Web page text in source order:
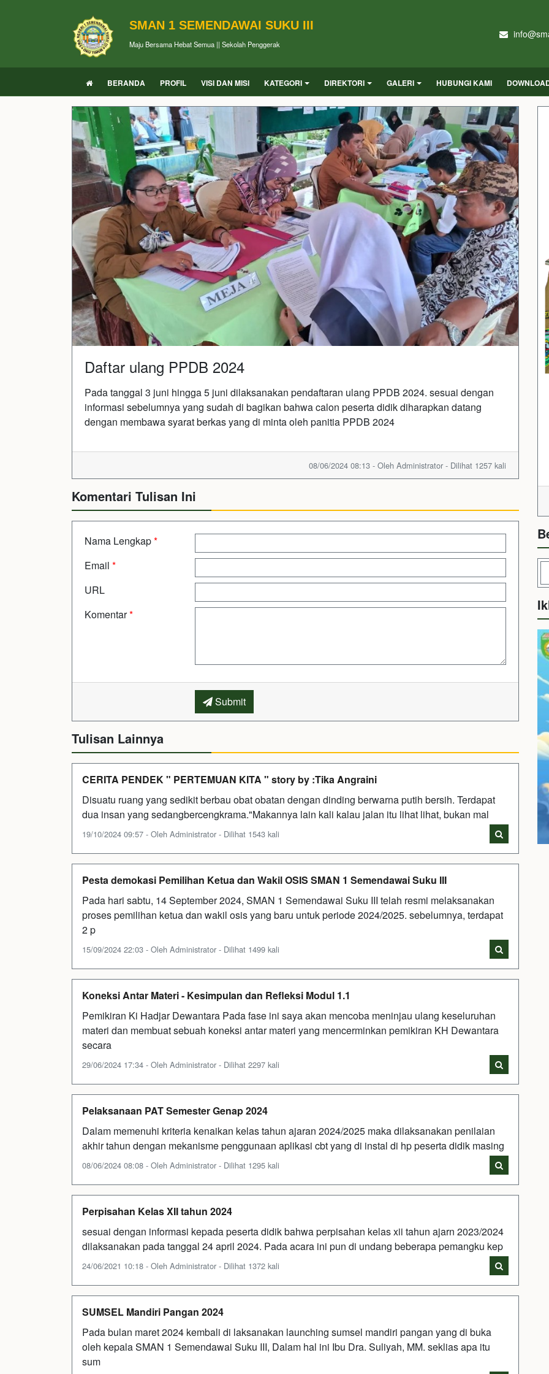
SMAN 1 SEMENDAWAI SUKU III
Maju Bersama Hebat Semua || Sekolah Penggerak
BERANDA PROFIL VISI DAN MISI KATEGORI DIREKTORI GALERI HUBUNGI KAMI
Daftar ulang PPDB 2024
Pada tanggal 3 juni hingga 5 juni dilaksanakan pendaftaran ulang PPDB 2024. sesuai dengan
informasi sebelumnya yang sudah di bagikan bahwa calon peserta didik diharapkan datang
dengan membawa syarat berkas yang di minta oleh panitia PPDB 2024
08/06/2024 08:13 - Oleh Administrator - Dilihat 1257 kali
Komentari Tulisan Ini
Nama Lengkap*
Email *
URL
Komentar*
Submit
Tulisan Lainnya
CERITA PENDEK " PERTEMUAN KITA " story by :Tika Angraini
Disuatu ruang yang sedikit berbau obat obatan dengan dinding berwarna putih bersih. Terdapat
dua insan yang sedangbercengkrama."Makannya lain kali kalau jalan itu lihat lihat, bukan mal
19/10/2024 09:57 - Oleh Administrator - Dilihat 1543 kali
Pesta demokasi Pemilihan Ketua dan Wakil OSIS SMAN 1 Semendawai Suku III
Pada hari sabtu, 14 September 2024, SMAN 1 Semendawai Suku III telah resmi melaksanakan
proses pemilihan ketua dan wakil osis yang baru untuk periode 2024/2025. sebelumnya, terdapat
2 p
15/09/2024 22:03 - Oleh Administrator - Dilihat 1499 kali
Koneksi Antar Materi - Kesimpulan dan Refleksi Modul 1.1
Pemikiran Ki Hadjar Dewantara Pada fase ini saya akan mencoba meninjau ulang keseluruhan
materi dan membuat sebuah koneksi antar materi yang mencerminkan pemikiran KH Dewantara
secara
29/06/2024 17:34 - Oleh Administrator - Dilihat 2297 kali
Pelaksanaan PAT Semester Genap 2024
Dalam memenuhi kriteria kenaikan kelas tahun ajaran 2024/2025 maka dilaksanakan penilaian
akhir tahun dengan mekanisme penggunaan aplikasi cbt yang di instal di hp peserta didik masing
08/06/2024 08:08 - Oleh Administrator - Dilihat 1295 kali
Perpisahan Kelas XII tahun 2024
sesuai dengan informasi kepada peserta didik bahwa perpisahan kelas xii tahun ajarn 2023/2024
dilaksanakan pada tanggal 24 april 2024. Pada acara ini pun di undang beberapa pemangku kep
24/06/2021 10:18 - Oleh Administrator - Dilihat 1372 kali
SUMSEL Mandiri Pangan 2024
Pada bulan maret 2024 kembali di laksanakan launching sumsel mandiri pangan yang di buka
oleh kepala SMAN 1 Semendawai Suku III, Dalam hal ini Ibu Dra. Suliyah, MM. seklias apa itu
sum